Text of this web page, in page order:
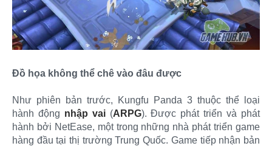
Đồ họa không thể chê vào đâu được
Như phiên bản trước, Kungfu Panda 3 thuộc thể loại
hành động nhập vai(ARPG). Được phát triển và phát
hành bởi NetEase, một trong những nhà phát triển game
hàng đầu tại thị trường Trung Quốc. Game tiếp nhận bản